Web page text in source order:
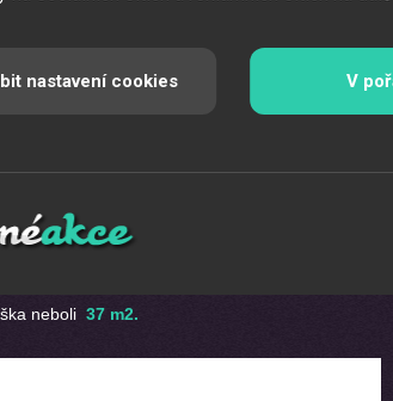
skákací hrad se skluzavkou. Použity jsou
zejména holčičky, ale věříme , že i kluci mají
neboli 37 m2.
nastavení cookies V